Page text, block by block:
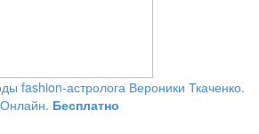
fashion-астролога Вероники Ткаченко.
Онлайн. Бесплатно